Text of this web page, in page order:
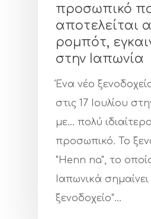
προσωπικό
αποτελείται
ρομπότ,
στην Ιαπωνία
Ένα νέο
στις 17 Ιουλίου
με... πολύ ιδιαίτερο
προσωπικό. Το
"Henn na", το
Ιαπωνικά
ξενοδοχείο"…